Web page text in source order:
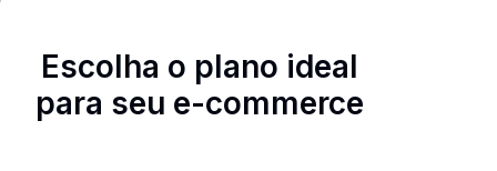
Escolha o plano ideal
para seu e-commerce